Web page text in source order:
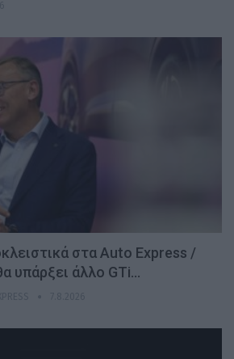
στα Auto Express /
υπάρξει άλλο GTi…